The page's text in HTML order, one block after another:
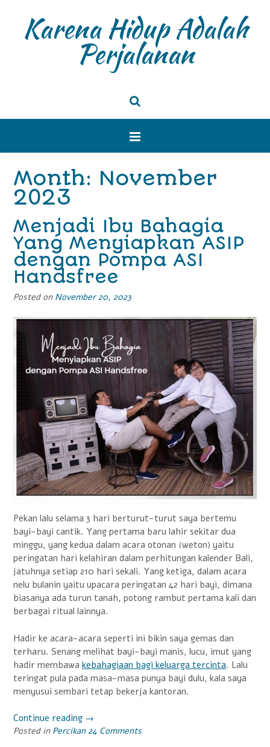
Karena Hidup Adalah
Perjalanan
Month: November
2023
Menjadi Ibu Bahagia
Yang Menyiapkan ASIP
dengan Pompa ASI
Handsfree
Posted on November 20, 2023
Pekan lalu selama 3 hari berturut-turut saya bertemu
bayi-bayi cantik. Yang pertama baru lahir sekitar dua
minggu, yang kedua dalam acara otonan (weton) yaitu
peringatan hari kelahiran dalam perhitungan kalender Bali,
jatuhnya setiap 210 hari sekali. Yang ketiga, dalam acara
nelu bulanin yaitu upacara peringatan 42 hari bayi, dimana
biasanya ada turun tanah, potong rambut pertama kali dan
berbagai ritual lainnya.
Hadir ke acara-acara seperti ini bikin saya gemas dan
terharu. Senang melihat bayi-bayi manis, lucu, imut yang
hadir membawa kebahagiaan bagi keluarga tercinta. Lalu
teringat pula pada masa-masa punya bayi dulu, kala saya
menyusui sembari tetap bekerja kantoran.
Continue reading “Menjadi
Ibu
→
Posted in Percikan 24 Comments